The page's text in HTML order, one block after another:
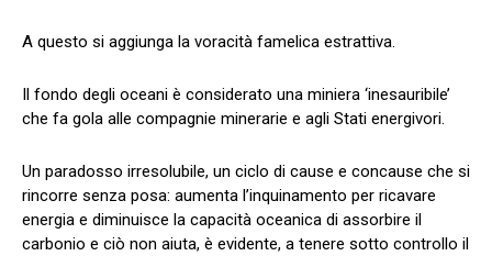
A questo si aggiunga la voracità famelica estrattiva.
Il fondo degli oceani è considerato una miniera ‘inesauribile’
che fa gola alle compagnie minerarie e agli Stati energivori.
Un paradosso irresolubile, un ciclo di cause e concause che si
rincorre senza posa: aumenta l’inquinamento per ricavare
energia e diminuisce la capacità oceanica di assorbire il
carbonio e ciò non aiuta, è evidente, a tenere sotto controllo il